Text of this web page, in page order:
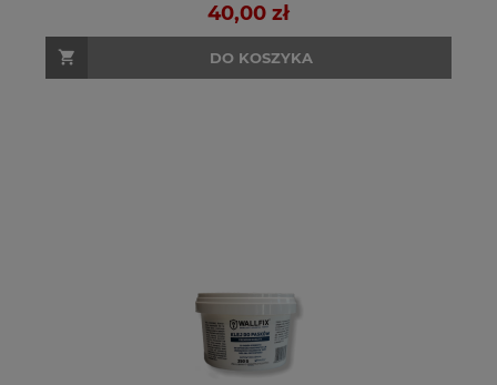
40,00 zł
DO KOSZYKA